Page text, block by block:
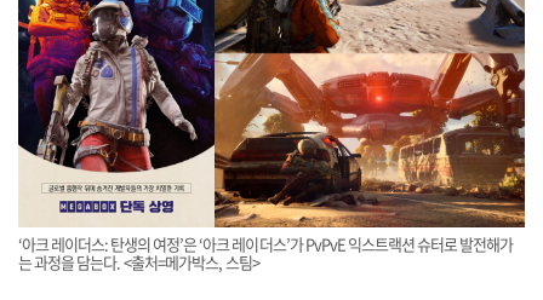
‘아크 레이더스: 탄생의 여정’은 ‘아크 레이더스’가 PvPvE 익스트랙션 슈터로 발전해가
는 과정을 담는다. <출처=메가박스, 스팀>